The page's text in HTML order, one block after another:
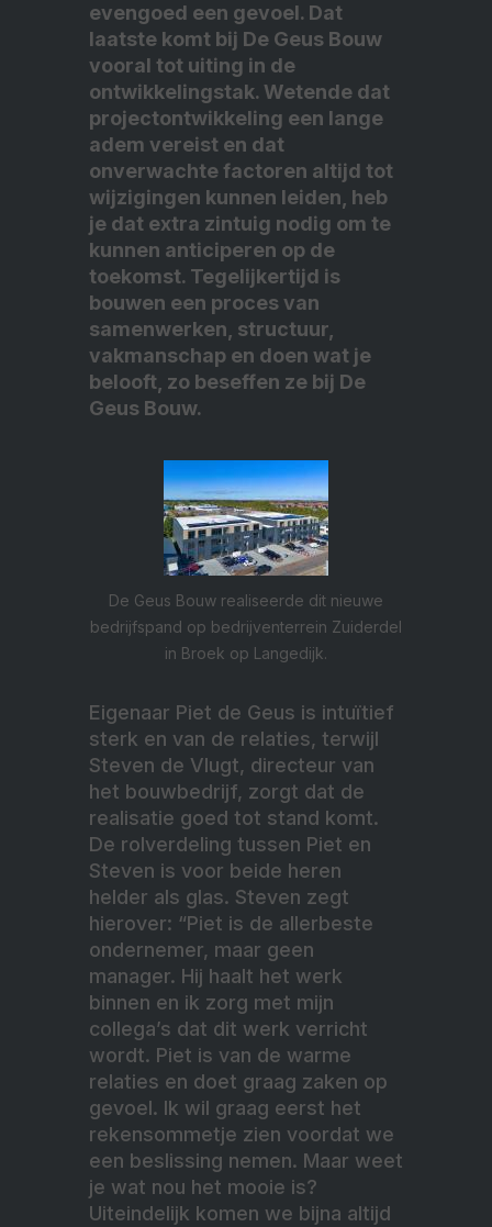
evengoed een gevoel. Dat
laatste komt bij De Geus Bouw
vooral tot uiting in de
ontwikkelingstak. Wetende dat
projectontwikkeling een lange
adem vereist en dat
onverwachte factoren altijd tot
wijzigingen kunnen leiden, heb
je dat extra zintuig nodig om te
kunnen anticiperen op de
toekomst. Tegelijkertijd is
bouwen een proces van
samenwerken, structuur,
vakmanschap en doen wat je
belooft, zo beseffen ze bij De
Geus Bouw.
De Geus Bouw realiseerde dit nieuwe
bedrijfspand op bedrijventerrein Zuiderdel
in Broek op Langedijk.
Eigenaar Piet de Geus is intuïtief
sterk en van de relaties, terwijl
Steven de Vlugt, directeur van
het bouwbedrijf, zorgt dat de
realisatie goed tot stand komt.
De rolverdeling tussen Piet en
Steven is voor beide heren
helder als glas. Steven zegt
hierover: “Piet is de allerbeste
ondernemer, maar geen
manager. Hij haalt het werk
binnen en ik zorg met mijn
collega’s dat dit werk verricht
wordt. Piet is van de warme
relaties en doet graag zaken op
gevoel. Ik wil graag eerst het
rekensommetje zien voordat we
een beslissing nemen. Maar weet
je wat nou het mooie is?
Uiteindelijk komen we bijna altijd